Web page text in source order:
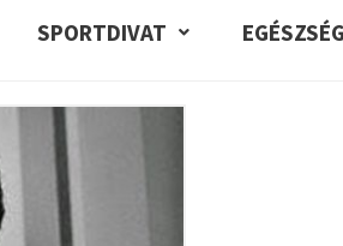
SPORTDIVAT EGÉSZSÉG